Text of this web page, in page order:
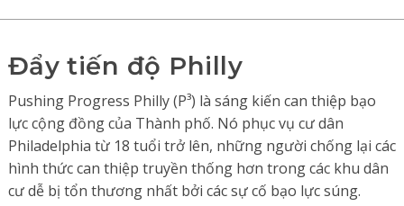
Đẩy tiến độ Philly
Pushing Progress Philly (P³) là sáng kiến can thiệp bạo
lực cộng đồng của Thành phố. Nó phục vụ cư dân
Philadelphia từ 18 tuổi trở lên, những người chống lại các
hình thức can thiệp truyền thống hơn trong các khu dân
cư dễ bị tổn thương nhất bởi các sự cố bạo lực súng.